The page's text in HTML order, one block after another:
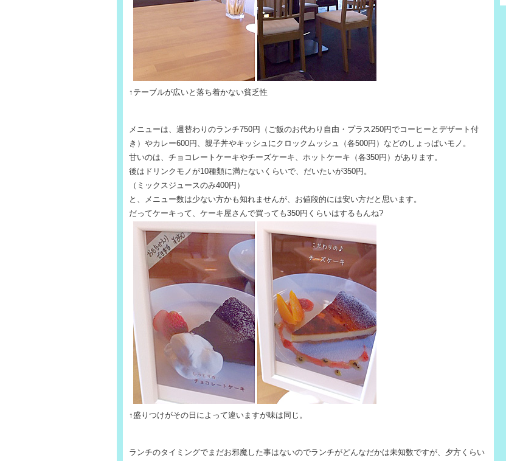
↑テーブルが広いと落ち着かない貧乏性
メニューは、週替わりのランチ750円（ご飯のお代わり自由・プラス250円でコーヒーとデザート付
き）やカレー600円、親子丼やキッシュにクロックムッシュ（各500円）などのしょっぱいモノ。
甘いのは、チョコレートケーキやチーズケーキ、ホットケーキ（各350円）があります。
後はドリンクモノが10種類に満たないくらいで、だいたいが350円。
（ミックスジュースのみ400円）
と、メニュー数は少ない方かも知れませんが、お値段的には安い方だと思います。
だってケーキって、ケーキ屋さんで買っても350円くらいはするもんね?
↑盛りつけがその日によって違いますが味は同じ。
ランチのタイミングでまだお邪魔した事はないのでランチがどんなだかは未知数ですが、夕方くらい